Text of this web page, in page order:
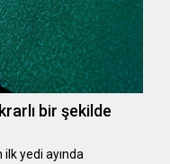
bir şekilde
ilk yedi ayında